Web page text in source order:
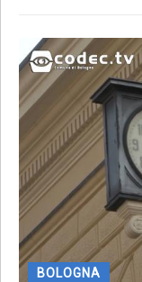
BOLOGNA